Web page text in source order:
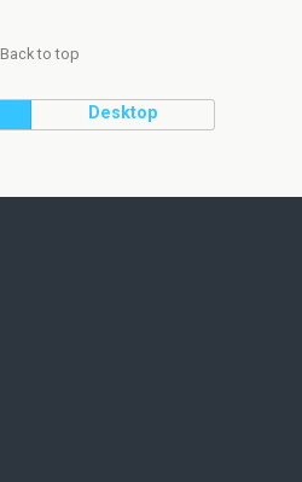
Back to top
Desktop